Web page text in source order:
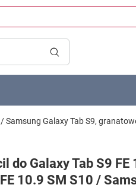
Samsung Galaxy Tab S9,
do Galaxy Tab S9 FE
10.9 SM S10 /